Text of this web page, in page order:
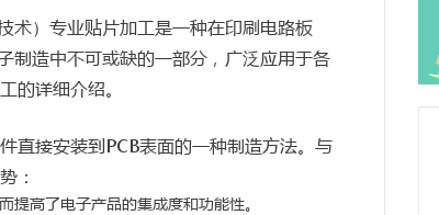
）专业贴片加工是一种在印刷电路板
制造中不可或缺的一部分，广泛应用于各
的详细介绍。
直接安装到PCB表面的一种制造方法。与
：
提高了电子产品的集成度和功能性。